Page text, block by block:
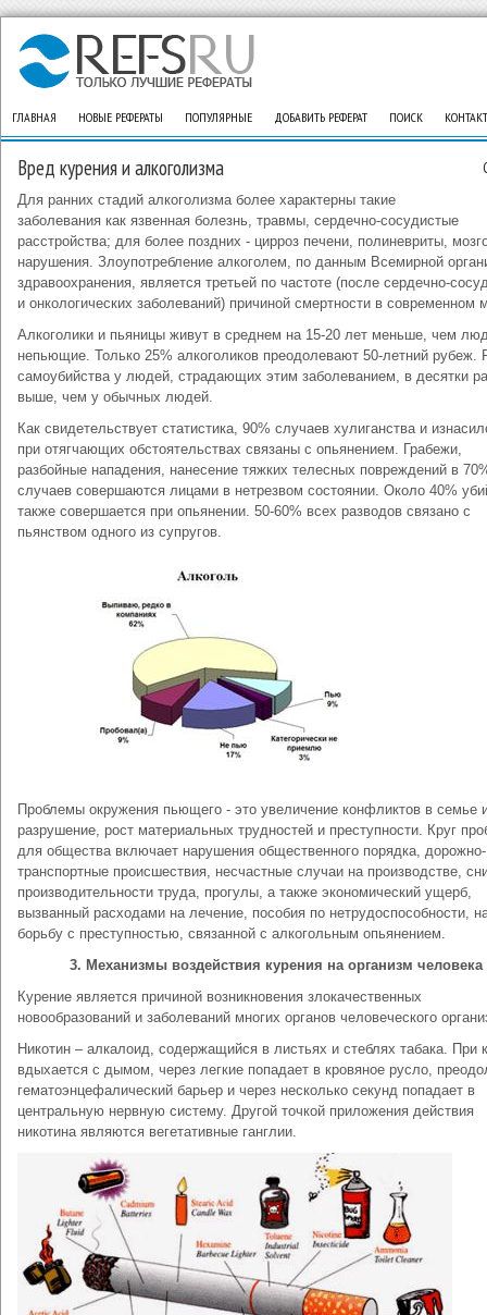
ГЛАВНАЯ НОВЫЕ РЕФЕРАТЫ ПОПУЛЯРНЫЕ ДОБАВИТЬ РЕФЕРАТ ПОИСК
Вред курения и алкоголизма
Для ранних стадий алкоголизма более характерны такие
заболевания как язвенная болезнь, травмы, сердечно-сосудистые
расстройства; для более поздних - цирроз печени, полиневриты,
нарушения. Злоупотребление алкоголем, по данным Всемирной
здравоохранения, является третьей по частоте (после сердечно-
и онкологических заболеваний) причиной смертности в современном
Алкоголики и пьяницы живут в среднем на 15-20 лет меньше, чем
непьющие. Только 25% алкоголиков преодолевают 50-летний рубеж.
самоубийства у людей, страдающих этим заболеванием, в десятки
выше, чем у обычных людей.
Как свидетельствует статистика, 90% случаев хулиганства и
при отягчающих обстоятельствах связаны с опьянением. Грабежи,
разбойные нападения, нанесение тяжких телесных повреждений в
случаев совершаются лицами в нетрезвом состоянии. Около 40%
также совершается при опьянении. 50-60% всех разводов связано с
пьянством одного из супругов.
Проблемы окружения пьющего - это увеличение конфликтов в семье
разрушение, рост материальных трудностей и преступности. Круг
для общества включает нарушения общественного порядка, дорожно-
транспортные происшествия, несчастные случаи на производстве,
производительности труда, прогулы, а также экономический ущерб,
вызванный расходами на лечение, пособия по нетрудоспособности,
борьбу с преступностью, связанной с алкогольным опьянением.
3. Механизмы воздействия курения на организм человека
Курение является причиной возникновения злокачественных
новообразований и заболеваний многих органов человеческого
Никотин – алкалоид, содержащийся в листьях и стеблях табака. При
вдыхается с дымом, через легкие попадает в кровяное русло,
гематоэнцефалический барьер и через несколько секунд попадает в
центральную нервную систему. Другой точкой приложения действия
никотина являются вегетативные ганглии.